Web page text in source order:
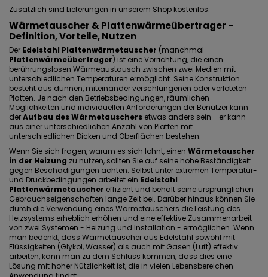
Zusätzlich sind Lieferungen in unserem Shop kostenlos.
Wärmetauscher & Plattenwärmeübertrager -
Definition, Vorteile, Nutzen
Der Edelstahl Plattenwärmetauscher (manchmal
Plattenwärmeübertrager) ist eine Vorrichtung, die einen
berührungslosen Wärmeaustausch zwischen zwei Medien mit
unterschiedlichen Temperaturen ermöglicht. Seine Konstruktion
besteht aus dünnen, miteinander verschlungenen oder verlöteten
Platten. Je nach den Betriebsbedingungen, räumlichen
Möglichkeiten und individuellen Anforderungen der Benutzer kann
derAufbau des Wärmetauschers etwas anders sein - er kann
aus einer unterschiedlichen Anzahl von Platten mit
unterschiedlichen Dicken und Oberflächen bestehen.
Wenn Sie sich fragen, warum es sich lohnt, einen Wärmetauscher
in der Heizung zu nutzen, sollten Sie auf seine hohe Beständigkeit
gegen Beschädigungen achten. Selbst unter extremen Temperatur-
und Druckbedingungen arbeitet ein Edelstahl
Plattenwärmetauscher effizient und behält seine ursprünglichen
Gebrauchseigenschaften lange Zeit bei. Darüber hinaus können Sie
durch die Verwendung eines Wärmetauschers die Leistung des
Heizsystems erheblich erhöhen und eine effektive Zusammenarbeit
von zwei Systemen - Heizung und Installation - ermöglichen. Wenn
man bedenkt, dass Wärmetauscher aus Edelstahl sowohl mit
Flüssigkeiten (Glykol, Wasser) als auch mit Gasen (Luft) effektiv
arbeiten, kann man zu dem Schluss kommen, dass dies eine
Lösung mit hoher Nützlichkeit ist, die in vielen Lebensbereichen